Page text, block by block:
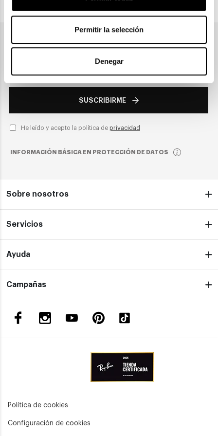
Permitir la selección
Denegar
Únete a nuestra newsletter
SUSCRIBIRME
He leído y acepto la política de privacidad
INFORMACIÓN BÁSICA EN PROTECCIÓN DE DATOS
Sobre nosotros
Servicios
Ayuda
Campañas
Política de cookies
Configuración de cookies